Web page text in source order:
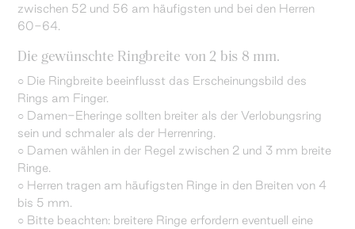
zwischen 52 und 56 am häufigsten und bei den Herren
60-64.
Die gewünschte Ringbreite von 2 bis 8 mm.
○ Die Ringbreite beeinflusst das Erscheinungsbild des
Rings am Finger.
○ Damen-Eheringe sollten breiter als der Verlobungsring
sein und schmaler als der Herrenring.
○ Damen wählen in der Regel zwischen 2 und 3 mm breite
Ringe.
○ Herren tragen am häufigsten Ringe in den Breiten von 4
bis 5 mm.
○ Bitte beachten: breitere Ringe erfordern eventuell eine